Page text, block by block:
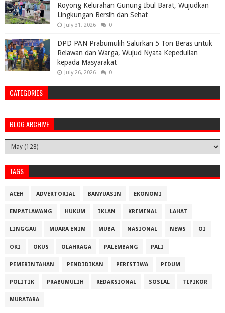
Royong Kelurahan Gunung Ibul Barat, Wujudkan
Lingkungan Bersih dan Sehat
July 31, 2026 0
DPD PAN Prabumulih Salurkan 5 Ton Beras untuk
Relawan dan Warga, Wujud Nyata Kepedulian
kepada Masyarakat
July 26, 2026 0
CATEGORIES
BLOG ARCHIVE
TAGS
ACEH ADVERTORIAL BANYUASIN EKONOMI
EMPATLAWANG HUKUM IKLAN KRIMINAL LAHAT
LINGGAU MUARA ENIM MUBA NASIONAL NEWS OI
OKI OKUS OLAHRAGA PALEMBANG PALI
PEMERINTAHAN PENDIDIKAN PERISTIWA PIDUM
POLITIK PRABUMULIH REDAKSIONAL SOSIAL TIPIKOR
MURATARA